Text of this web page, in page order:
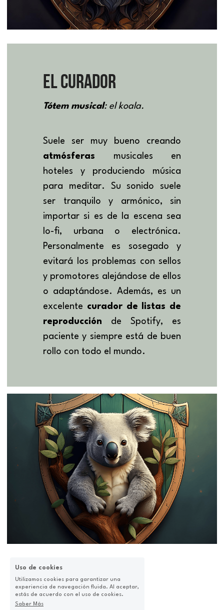
EL CURADOR
Tótem musical: el koala.
atmósferas musicales en
hoteles y produciendo música
para meditar. Su sonido suele
ser tranquilo y armónico, sin
importar si es de la escena sea
lo-fi, urbana o electrónica.
Personalmente es sosegado y
evitará los problemas con sellos
y promotores alejándose de ellos
o adaptándose. Además, es un
excelente curador de listas de
reproducción de Spotify, es
paciente y siempre está de buen
rollo con todo el mundo.
Uso de cookies
Utilizamos cookies para garantizar una
experiencia de navegación fluida. Al aceptar,
estás de acuerdo con el uso de cookies.
Saber Más